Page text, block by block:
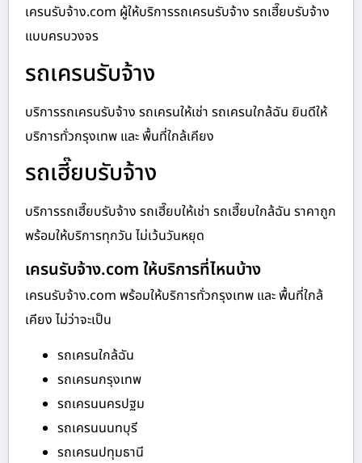
เครนรับจ้าง.com ผู้ให้บริการรถเครนรับจ้าง รถเฮี๊ยบรับจ้าง
แบบครบวงจร
รถเครนรับจ้าง
บริการรถเครนรับจ้าง รถเครนให้เช่า รถเครนใกล้ฉัน ยินดีให้
บริการทั่วกรุงเทพ และ พื้นที่ใกล้เคียง
รถเฮี๊ยบรับจ้าง
บริการรถเฮี๊ยบรับจ้าง รถเฮี๊ยบให้เช่า รถเฮี๊ยบใกล้ฉัน ราคาถูก
พร้อมให้บริการทุกวัน ไม่เว้นวันหยุด
เครนรับจ้าง.com ให้บริการที่ไหนบ้าง
เครนรับจ้าง.com พร้อมให้บริการทั่วกรุงเทพ และ พื้นที่ใกล้
เคียง ไม่ว่าจะเป็น
รถเครนใกล้ฉัน
รถเครนกรุงเทพ
รถเครนนครปฐม
รถเครนนนทบุรี
รถเครนปทุมธานี